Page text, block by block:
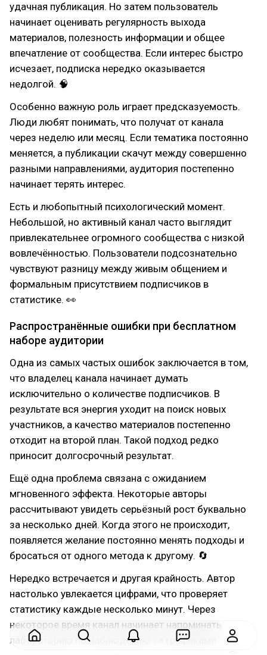
удачная публикация. Но затем пользователь
начинает оценивать регулярность выхода
материалов, полезность информации и общее
впечатление от сообщества. Если интерес быстро
исчезает, подписка нередко оказывается
недолгой. 🧠
Особенно важную роль играет предсказуемость.
Люди любят понимать, что получат от канала
через неделю или месяц. Если тематика постоянно
меняется, а публикации скачут между совершенно
разными направлениями, аудитория постепенно
начинает терять интерес.
Есть и любопытный психологический момент.
Небольшой, но активный канал часто выглядит
привлекательнее огромного сообщества с низкой
вовлечённостью. Пользователи подсознательно
чувствуют разницу между живым общением и
формальным присутствием подписчиков в
статистике. 👀
Распространённые ошибки при бесплатном
наборе аудитории
Одна из самых частых ошибок заключается в том,
что владелец канала начинает думать
исключительно о количестве подписчиков. В
результате вся энергия уходит на поиск новых
участников, а качество материалов постепенно
отходит на второй план. Такой подход редко
приносит долгосрочный результат.
Ещё одна проблема связана с ожиданием
мгновенного эффекта. Некоторые авторы
рассчитывают увидеть серьёзный рост буквально
за несколько дней. Когда этого не происходит,
появляется желание постоянно менять подходы и
бросаться от одного метода к другому. 🔄
Нередко встречается и другая крайность. Автор
настолько увлекается цифрами, что проверяет
статистику каждые несколько минут. Через
некоторое время канал начинает напоминать
лабораторию по наблюдению за графиками